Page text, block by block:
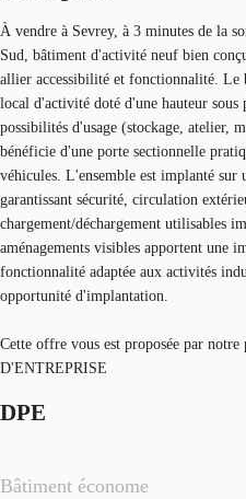
À vendre à Sevrey, à 3 minutes de la
Sud, bâtiment d'activité neuf bien
allier accessibilité et fonctionnalité. Le
local d'activité doté d'une hauteur
possibilités d'usage (stockage, atelier,
bénéficie d'une porte sectionnelle
véhicules. L'ensemble est implanté sur
garantissant sécurité, circulation
chargement/déchargement utilisables
aménagements visibles apportent une
fonctionnalité adaptée aux activités
opportunité d'implantation.
Cette offre vous est proposée par
D'ENTREPRISE
DPE
Bâtiment économe